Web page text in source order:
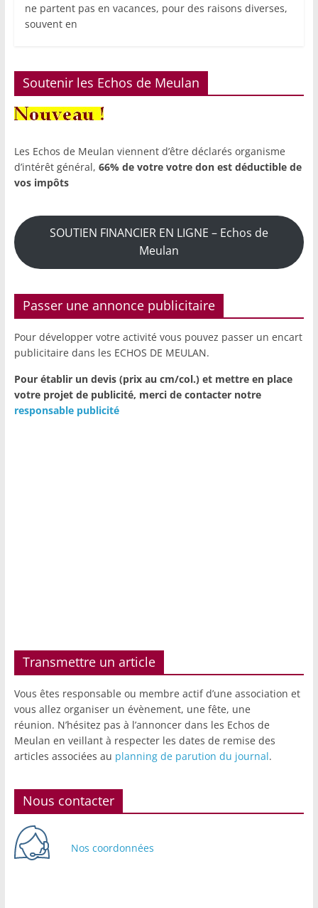
ne partent pas en vacances, pour des raisons diverses,
souvent en
Soutenir les Echos de Meulan
Les Echos de Meulan viennent d’être déclarés organisme
d’intérêt général, 66% de votre votre don est déductible de
vos impôts
SOUTIEN FINANCIER EN LIGNE – Echos de
Meulan
Passer une annonce publicitaire
Pour développer votre activité vous pouvez passer un encart
publicitaire dans les ECHOS DE MEULAN.
Pour établir un devis (prix au cm/col.) et mettre en place
votre projet de publicité, merci de contacter notre
responsable publicité
Transmettre un article
Vous êtes responsable ou membre actif d’une association et
vous allez organiser un évènement, une fête, une
réunion. N’hésitez pas à l’annoncer dans les Echos de
Meulan en veillant à respecter les dates de remise des
articles associées au planning de parution du journal.
Nous contacter
Nos coordonnées